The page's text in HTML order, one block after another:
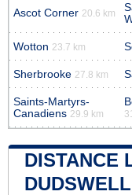
Ascot Corner 20.6 km
Wotton 23.7 km
Sherbrooke 27.8 km
Saints-Martyrs-
Canadiens 29.9 km
DISTANCE